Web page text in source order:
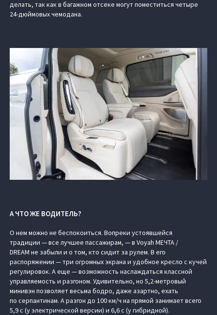
делать, так как в багажном отсеке могут поместиться четыре
24-дюймовых чемодана.
А ЧТО ЖЕ ВОДИТЕЛЬ?
О нем можно не беспокоиться. Вопреки устоявшейся
традиции — все лучшее пассажирам, — в Voyah МЕЧТА /
DREAM не забыли и о том, кто сидит за рулем. В его
распоряжении — три огромных экрана и удобное кресло с кучей
регулировок. А еще — возможность наслаждаться классной
управляемость и разгоном. Удивительно, но 5,2-метровый
минивэн позволяет весьма бодро, даже азартно, ехать
по серпантинам. А разгон до 100 км/ч на прямой занимает всего
5,9 с (у электрической версии) и 6,6 с (у гибридной).